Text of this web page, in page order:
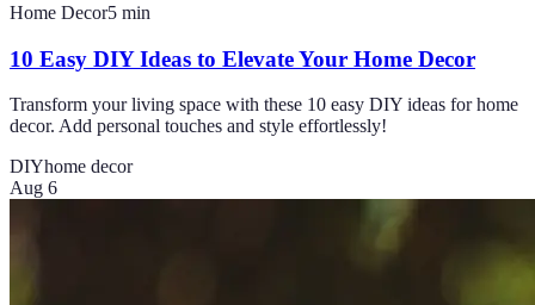
Home Decor5 min
10 Easy DIY Ideas to Elevate Your Home Decor
Transform your living space with these 10 easy DIY ideas for home
decor. Add personal touches and style effortlessly!
DIYhome decor
Aug 6